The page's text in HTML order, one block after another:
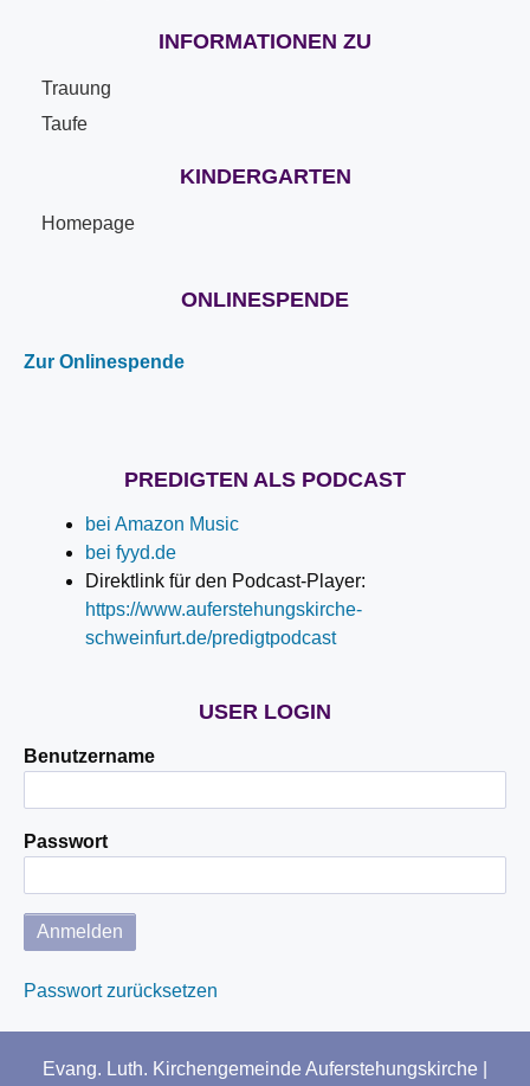
INFORMATIONEN ZU
Trauung
Taufe
KINDERGARTEN
Homepage
ONLINESPENDE
Zur Onlinespende
PREDIGTEN ALS PODCAST
bei Amazon Music
bei fyyd.de
Direktlink für den Podcast-Player:
https://www.auferstehungskirche-
schweinfurt.de/predigtpodcast
USER LOGIN
Benutzername
Passwort
Passwort zurücksetzen
Evang. Luth. Kirchengemeinde Auferstehungskirche |